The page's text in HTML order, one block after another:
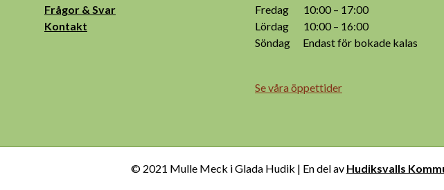
Frågor & Svar
Kontakt
Fredag 10:00 – 17:00
Lördag 10:00 – 16:00
Söndag Endast för bokade kalas
Se våra öppettider
© 2021 Mulle Meck i Glada Hudik | En del av Hudiksvalls